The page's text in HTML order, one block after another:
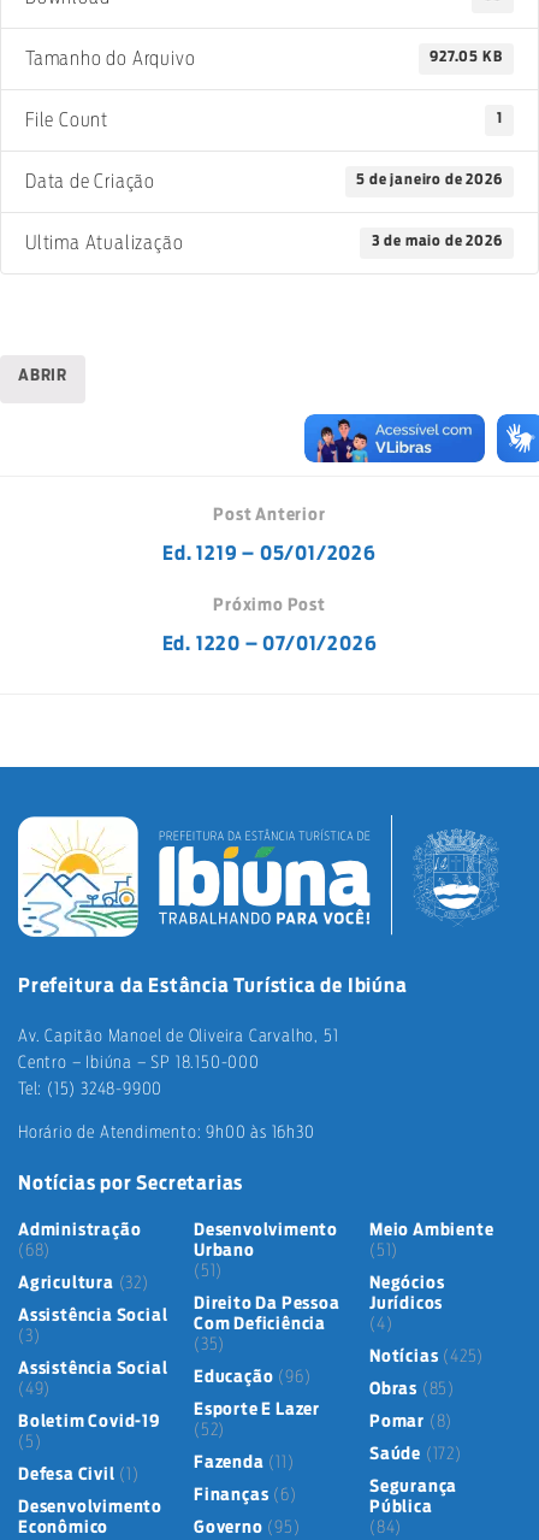
Tamanho do Arquivo 927.05 KB
File Count 1
Data de Criação 5 de janeiro de 2026
Ultima Atualização 3 de maio de 2026
ABRIR
Post Anterior
Ed. 1219 – 05/01/2026
Próximo Post
Ed. 1220 – 07/01/2026
Prefeitura da Estância Turística de Ibiúna
Av. Capitão Manoel de Oliveira Carvalho, 51
Centro – Ibiúna – SP 18.150-000
Tel: (15) 3248-9900
Horário de Atendimento: 9h00 às 16h30
Notícias por Secretarias
Administração
(68)
Agricultura (32)
Assistência Social
(3)
Assistência Social
(49)
Boletim Covid-19
(5)
Defesa Civil (1)
Desenvolvimento
Econômico
Desenvolvimento
Urbano
(51)
Direito Da Pessoa
Com Deficiência
(35)
Educação (96)
Esporte E Lazer
(52)
Fazenda (11)
Finanças (6)
Governo (95)
Meio Ambiente
(51)
Negócios
Jurídicos
(4)
Notícias (425)
Obras (85)
Pomar (8)
Saúde (172)
Segurança
Pública
(84)